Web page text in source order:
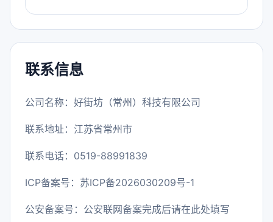
联系信息
公司名称：好街坊（常州）科技有限公司
联系地址：江苏省常州市
联系电话：0519-88991839
ICP备案号： 苏ICP备2026030209号-1
公安备案号：公安联网备案完成后请在此处填写